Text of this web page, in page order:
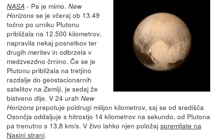
NASA - Pa je mimo. New
Horizonsse je včeraj ob 13.49
točno po urniku Plutonu
približala na 12.500 kilometrov,
napravila nekaj posnetkov ter
drugih meritev in odbrzela v
medzvezdno črnino. Če se je
Plutonu približala na tretjino
razdalje do geostacionarnih
satelitov na Zemlji, je sedaj že
bistveno dlje. V 24 urah New
Horizonsprepotuje poldrugi milijon kilometrov, saj se od središča
Osončja oddaljuje s hitrostjo 14 kilometrov na sekundo, od Plutona
pa trenutno s 13,8 km/s. V živo lahko njen položaj spremljate na
Nasini strani.